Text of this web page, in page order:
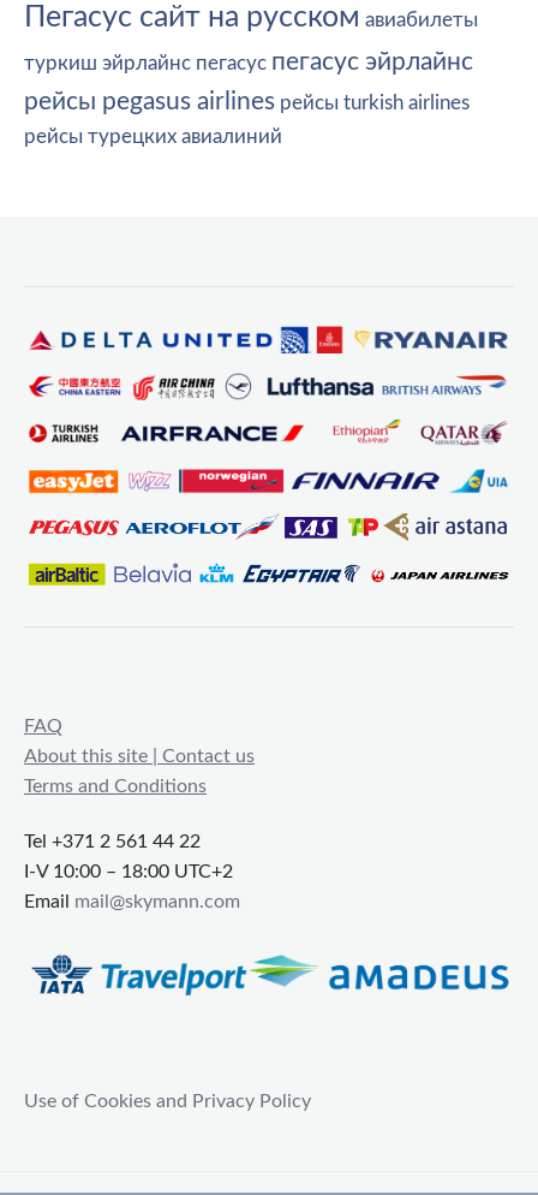
Пегасус сайт на русском авиабилеты
туркиш эйрлайнс пегасус пегасус эйрлайнс
рейсы pegasus airlines рейсы turkish airlines
рейсы турецких авиалиний
FAQ
About this site | Contact us
Terms and Conditions
Tel +371 2 561 44 22
I-V 10:00 – 18:00 UTC+2
Email mail@skymann.com
Use of Cookies and Privacy Policy